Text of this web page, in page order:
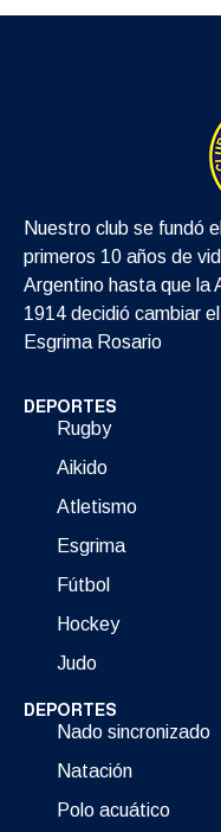
Nuestro club se fundó
primeros 10 años de
Argentino hasta que la
1914 decidió cambiar
Esgrima Rosario
DEPORTES
Rugby
Aikido
Atletismo
Esgrima
Fútbol
Hockey
Judo
DEPORTES
Nado sincronizado
Natación
Polo acuático